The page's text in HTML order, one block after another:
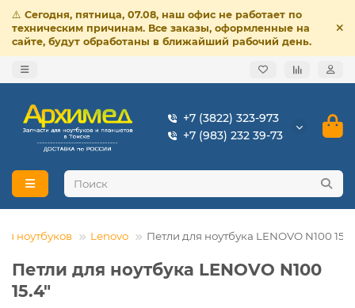
⚠️ Сегодня, пятница, 07.08, наш офис не работает по
техническим причинам. Все заказы, оформленные на
сайте, будут обработаны в ближайший рабочий день.
+7 (3822) 323-973
+7 (983) 232 39-73
ноутбуков Lenovo Петли для ноутбука LENOVO N100
Петли для ноутбука LENOVO N100
15.4"